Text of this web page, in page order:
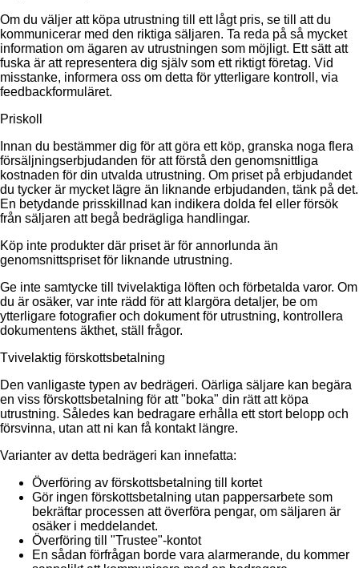
Om du väljer att köpa utrustning till ett lågt pris, se till att du
kommunicerar med den riktiga säljaren. Ta reda på så mycket
information om ägaren av utrustningen som möjligt. Ett sätt att
fuska är att representera dig själv som ett riktigt företag. Vid
misstanke, informera oss om detta för ytterligare kontroll, via
feedbackformuläret.
Priskoll
Innan du bestämmer dig för att göra ett köp, granska noga flera
försäljningserbjudanden för att förstå den genomsnittliga
kostnaden för din utvalda utrustning. Om priset på erbjudandet
du tycker är mycket lägre än liknande erbjudanden, tänk på det.
En betydande prisskillnad kan indikera dolda fel eller försök
från säljaren att begå bedrägliga handlingar.
Köp inte produkter där priset är för annorlunda än
genomsnittspriset för liknande utrustning.
Ge inte samtycke till tvivelaktiga löften och förbetalda varor. Om
du är osäker, var inte rädd för att klargöra detaljer, be om
ytterligare fotografier och dokument för utrustning, kontrollera
dokumentens äkthet, ställ frågor.
Tvivelaktig förskottsbetalning
Den vanligaste typen av bedrägeri. Oärliga säljare kan begära
en viss förskottsbetalning för att "boka" din rätt att köpa
utrustning. Således kan bedragare erhålla ett stort belopp och
försvinna, utan att ni kan få kontakt längre.
Varianter av detta bedrägeri kan innefatta:
Överföring av förskottsbetalning till kortet
Gör ingen förskottsbetalning utan pappersarbete som
bekräftar processen att överföra pengar, om säljaren är
osäker i meddelandet.
Överföring till "Trustee"-kontot
En sådan förfrågan borde vara alarmerande, du kommer